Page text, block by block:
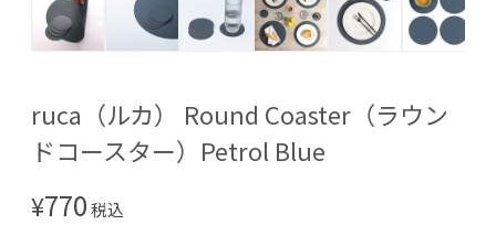
ruca（ルカ） Round Coaster（ラウン
ドコースター）Petrol Blue
¥770税込